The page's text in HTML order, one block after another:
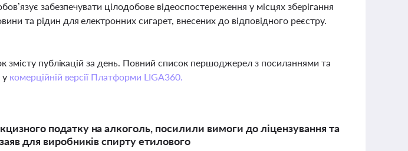
забезпечувати цілодобове відеоспостереження у місцях зберігання
та рідин для електронних сигарет, внесених до відповідного реєстру.
публікацій за день. Повний список першоджерел з посиланнями та
у комерційній версії Платформи LIGA360.
податку на алкоголь, посилили вимоги до ліцензування та
для виробників спирту етилового